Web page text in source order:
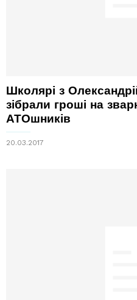
Школярі з
зібрали гроші на
АТОшників
20.03.2017